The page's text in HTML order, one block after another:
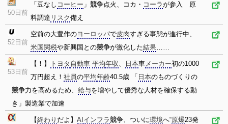
50日前
「豆なし コーヒー 」 競争点火、コカ・ コーラが参入 原
料調達 リスク備え
52日前
空前の大豊作のヨーロッパで皮肉すぎる事態が進行中、
米国 関税や新興国との競争が激化した結果……
53日前
【！】 トヨタ 自動車 平均年収、 日本車メーカー初の1000
万円超え！ 社員の平均年齢40.5歳 「 日本のものづくりの
競争力を高めるため、 給与を増やして優秀な人材を確保する動
き」製造業で加速
【終わり だよ】 AI インフラ競争、ついに環境へ“原爆23発